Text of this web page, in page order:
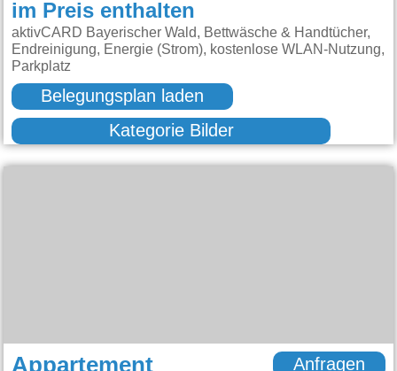
im Preis enthalten
aktivCARD Bayerischer Wald, Bettwäsche & Handtücher,
Endreinigung, Energie (Strom), kostenlose WLAN-Nutzung,
Parkplatz
Belegungsplan laden
Kategorie Bilder
Appartement
Anfragen